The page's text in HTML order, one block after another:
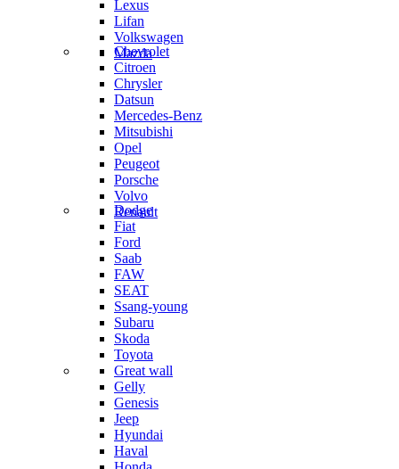
Lexus
Lifan
Volkswagen
Mazda
Chevrolet
Citroen
Chrysler
Datsun
Mercedes-Benz
Mitsubishi
Opel
Peugeot
Porsche
Volvo
Renault
Dodge
Fiat
Ford
Saab
FAW
SEAT
Ssang-young
Subaru
Skoda
Toyota
Great wall
Gelly
Genesis
Jeep
Hyundai
Haval